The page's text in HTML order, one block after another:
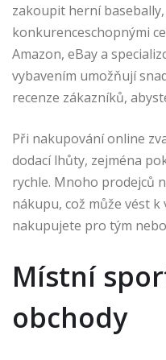
zakoupit herní
konkurenceschopnými
Amazon, eBay a
vybavením umožňují
recenze zákazníků,
Při nakupování online
dodací lhůty, zejména
rychle. Mnoho prodejců
nákupu, což může vést
nakupujete pro tým
Místní
obchody